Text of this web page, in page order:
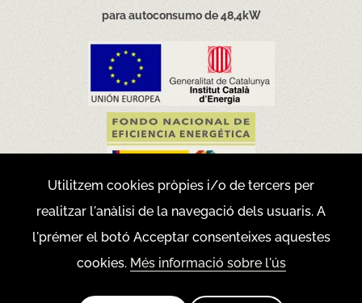
para autoconsumo de 48,4kW
Movilidad eficiente y sostenible
Utilitzem cookies pròpies i/o de tercers per
realitzar l'anàlisi de la navegació dels usuaris. A
l'prémer el botó Acceptar consenteixes aquestes
cookies. Més informació sobre l'ús